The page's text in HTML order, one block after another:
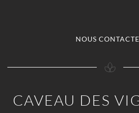
NOUS
CAVEAU DES